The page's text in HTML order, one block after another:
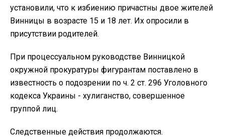
установили, что к избиению причастны двое жителей
Винницы в возрасте 15 и 18 лет. Их опросили в
присутствии родителей.
При процессуальном руководстве Винницкой
окружной прокуратуры фигурантам поставлено в
известность о подозрении по ч. 2 ст. 296 Уголовного
кодекса Украины - хулиганство, совершенное
группой лиц.
Следственные действия продолжаются.